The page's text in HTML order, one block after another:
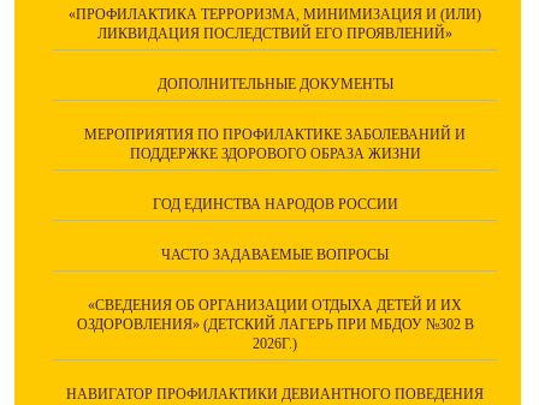
«ПРОФИЛАКТИКА ТЕРРОРИЗМА, МИНИМИЗАЦИЯ И (ИЛИ)
ЛИКВИДАЦИЯ ПОСЛЕДСТВИЙ ЕГО ПРОЯВЛЕНИЙ»
ДОПОЛНИТЕЛЬНЫЕ ДОКУМЕНТЫ
МЕРОПРИЯТИЯ ПО ПРОФИЛАКТИКЕ ЗАБОЛЕВАНИЙ И
ПОДДЕРЖКЕ ЗДОРОВОГО ОБРАЗА ЖИЗНИ
ГОД ЕДИНСТВА НАРОДОВ РОССИИ
ЧАСТО ЗАДАВАЕМЫЕ ВОПРОСЫ
«СВЕДЕНИЯ ОБ ОРГАНИЗАЦИИ ОТДЫХА ДЕТЕЙ И ИХ
ОЗДОРОВЛЕНИЯ» (ДЕТСКИЙ ЛАГЕРЬ ПРИ МБДОУ №302 В
2026Г.)
НАВИГАТОР ПРОФИЛАКТИКИ ДЕВИАНТНОГО ПОВЕДЕНИЯ